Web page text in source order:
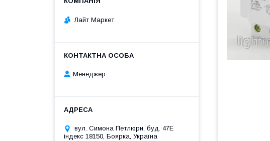
Лайт Маркет
Менеджер
вул. Симона Петлюри, буд. 47Е
індекс 18150, Боярка, Україна